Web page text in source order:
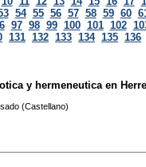
54 55 56 57 58 59 60
97 98 99 100 101 102
131 132 133 134 135 136
y hermeneutica en
(Castellano)